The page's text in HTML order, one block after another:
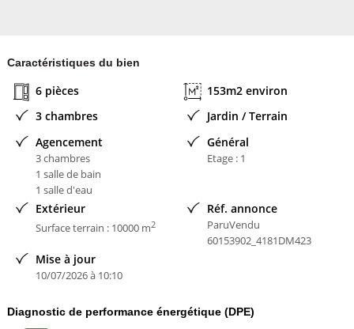
Caractéristiques du bien
6 pièces
153m2 environ
3 chambres
Jardin / Terrain
Agencement
3 chambres
1 salle de bain
1 salle d'eau
Général
Etage : 1
Extérieur
Surface terrain : 10000 m2
Réf. annonce
ParuVendu
60153902_4181DM423
Mise à jour
10/07/2026 à 10:10
Diagnostic de performance énergétique (DPE)